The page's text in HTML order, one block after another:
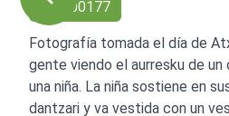
Ref: 00177
Fotografía tomada el día de
gente viendo el aurresku de
una niña. La niña sostiene en
dantzari y va vestida con un